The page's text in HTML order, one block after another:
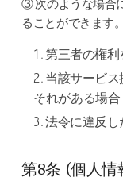
③ 次のような場合
ることができます。
1. 第三者の権
2. 当該サービ
それがある場合
3. 法令に違反
第8条 (個人情